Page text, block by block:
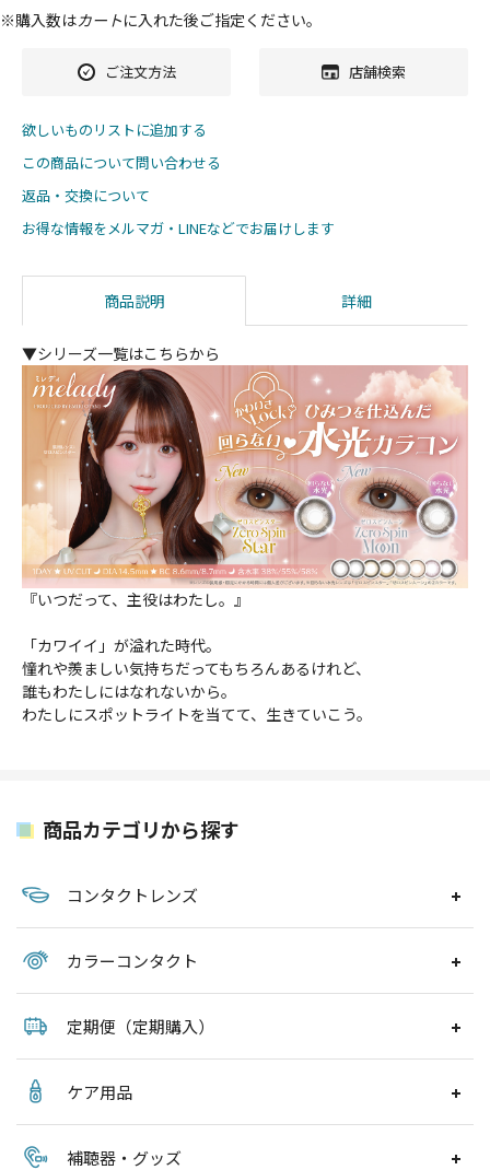
※購入数はカートに入れた後ご指定ください。
ご注文方法 店舗検索
欲しいものリストに追加する
この商品について問い合わせる
返品・交換について
お得な情報をメルマガ・LINEなどでお届けします
商品説明 詳細
▼シリーズ一覧はこちらから
『いつだって、主役はわたし。』
「カワイイ」が溢れた時代。
憧れや羨ましい気持ちだってもちろんあるけれど、
誰もわたしにはなれないから。
わたしにスポットライトを当てて、生きていこう。
商品カテゴリから探す
コンタクトレンズ
カラーコンタクト
定期便（定期購入）
ケア用品
補聴器・グッズ